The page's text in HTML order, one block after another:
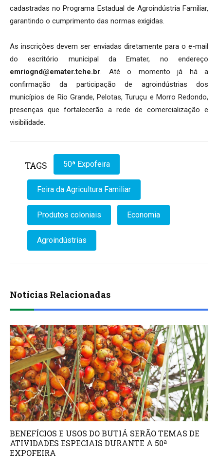
cadastradas no Programa Estadual de Agroindústria Familiar,
garantindo o cumprimento das normas exigidas.
As inscrições devem ser enviadas diretamente para o e-mail
do escritório municipal da Emater, no endereço
emriognd@emater.tche.br. Até o momento já há a
confirmação da participação de agroindústrias dos
municípios de Rio Grande, Pelotas, Turuçu e Morro Redondo,
presenças que fortalecerão a rede de comercialização e
visibilidade.
TAGS 50ª Expofeira
Feira da Agricultura Familiar
Produtos coloniais Economia
Agroindústrias
Notícias Relacionadas
BENEFÍCIOS E USOS DO BUTIÁ SERÃO TEMAS DE
ATIVIDADES ESPECIAIS DURANTE A 50ª
EXPOFEIRA